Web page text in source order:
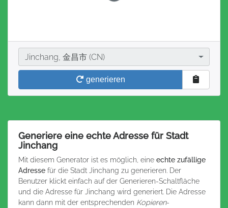
Stadt
Jinchang, 金昌市 (CN)
generieren
Generiere eine echte Adresse für Stadt
Jinchang
Mit diesem Generator ist es möglich, eine echte zufällige
Adresse für die Stadt Jinchang zu generieren. Der
Benutzer klickt einfach auf der Generieren-Schaltfläche
und die Adresse für Jinchang wird generiert. Die Adresse
kann dann mit der entsprechenden Kopieren-